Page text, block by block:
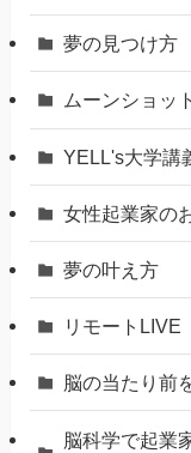
夢の見つけ方
ムーンショッ
YELL's大学講
女性起業家の
夢の叶え方
リモートLIVE
脳の当たり前
脳科学で起業